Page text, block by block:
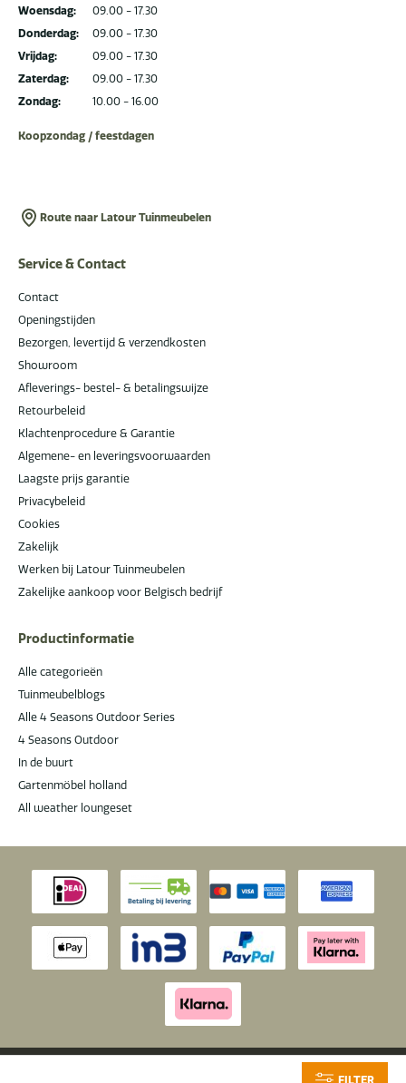
FILTER
Woensdag:
Donderdag:
Vrijdag:
Zaterdag:
Zondag:
09.00 - 17.30
09.00 - 17.30
09.00 - 17.30
09.00 - 17.30
10.00 - 16.00
Koopzondag / feestdagen
Route naar Latour Tuinmeubelen
Service & Contact
Contact
Openingstijden
Bezorgen, levertijd & verzendkosten
Showroom
Afleverings- bestel- & betalingswijze
Retourbeleid
Klachtenprocedure & Garantie
Algemene- en leveringsvoorwaarden
Laagste prijs garantie
Privacybeleid
Cookies
Zakelijk
Werken bij Latour Tuinmeubelen
Zakelijke aankoop voor Belgisch bedrijf
Productinformatie
Alle categorieën
Tuinmeubelblogs
Alle 4 Seasons Outdoor Series
4 Seasons Outdoor
In de buurt
Gartenmöbel holland
All weather loungeset
9.6 / 10van 10 op